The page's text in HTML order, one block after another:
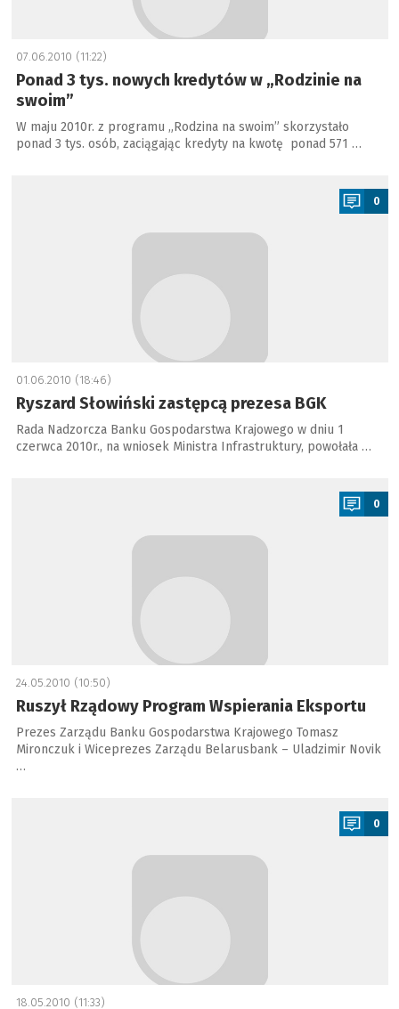
07.06.2010 (11:22)
Ponad 3 tys. nowych kredytów w „Rodzinie na
swoim”
W maju 2010r. z programu „Rodzina na swoim” skorzystało
ponad 3 tys. osób, zaciągając kredyty na kwotę ponad 571 …
0
01.06.2010 (18:46)
Ryszard Słowiński zastępcą prezesa BGK
Rada Nadzorcza Banku Gospodarstwa Krajowego w dniu 1
czerwca 2010r., na wniosek Ministra Infrastruktury, powołała …
0
24.05.2010 (10:50)
Ruszył Rządowy Program Wspierania Eksportu
Prezes Zarządu Banku Gospodarstwa Krajowego Tomasz
Mironczuk i Wiceprezes Zarządu Belarusbank – Uladzimir Novik
…
0
18.05.2010 (11:33)